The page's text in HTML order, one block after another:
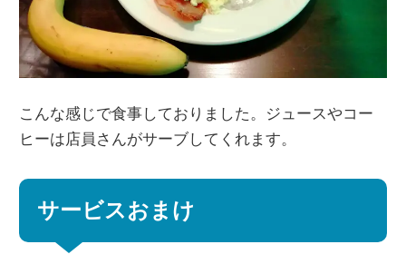
こんな感じで食事しておりました。ジュースやコー
ヒーは店員さんがサーブしてくれます。
サービスおまけ